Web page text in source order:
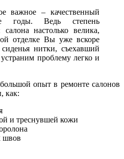
важное – качественный
годы. Ведь степень
салона настолько велика,
отделке Вы уже вскоре
нитки, съехавший
проблему легко и
опыт в ремонте салонов
как:
и треснувшей кожи
швов